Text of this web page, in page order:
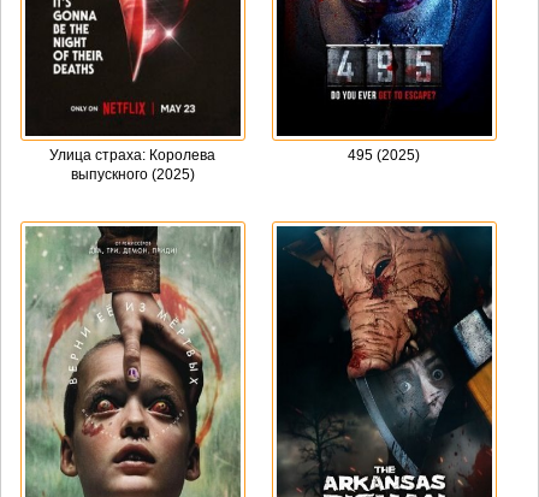
Улица страха: Королева
выпускного (2025)
495 (2025)